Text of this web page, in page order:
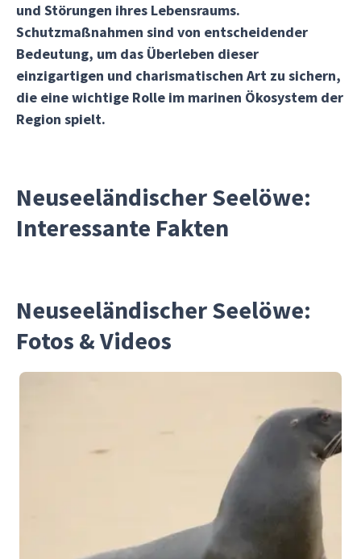
und Störungen ihres Lebensraums.
Schutzmaßnahmen sind von entscheidender
Bedeutung, um das Überleben dieser
einzigartigen und charismatischen Art zu sichern,
die eine wichtige Rolle im marinen Ökosystem der
Region spielt.
Neuseeländischer Seelöwe:
Interessante Fakten
Neuseeländischer Seelöwe:
Fotos & Videos